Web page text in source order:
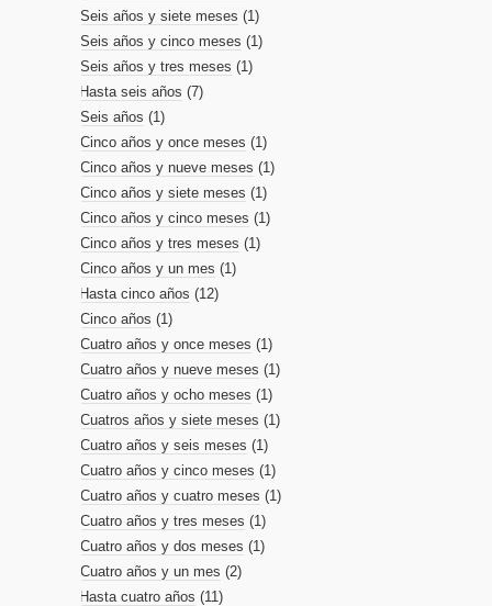
Seis años y siete meses (1)
Seis años y cinco meses (1)
Seis años y tres meses (1)
Hasta seis años (7)
Seis años (1)
Cinco años y once meses (1)
Cinco años y nueve meses (1)
Cinco años y siete meses (1)
Cinco años y cinco meses (1)
Cinco años y tres meses (1)
Cinco años y un mes (1)
Hasta cinco años (12)
Cinco años (1)
Cuatro años y once meses (1)
Cuatro años y nueve meses (1)
Cuatro años y ocho meses (1)
Cuatros años y siete meses (1)
Cuatro años y seis meses (1)
Cuatro años y cinco meses (1)
Cuatro años y cuatro meses (1)
Cuatro años y tres meses (1)
Cuatro años y dos meses (1)
Cuatro años y un mes (2)
Hasta cuatro años (11)